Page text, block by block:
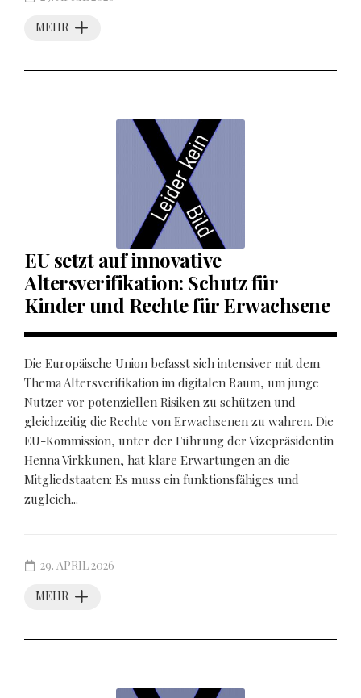
MEHR
EU setzt auf innovative
Altersverifikation: Schutz für
Kinder und Rechte für Erwachsene
Die Europäische Union befasst sich intensiver mit dem
Thema Altersverifikation im digitalen Raum, um junge
Nutzer vor potenziellen Risiken zu schützen und
gleichzeitig die Rechte von Erwachsenen zu wahren. Die
EU-Kommission, unter der Führung der Vizepräsidentin
Henna Virkkunen, hat klare Erwartungen an die
Mitgliedstaaten: Es muss ein funktionsfähiges und
zugleich...
MEHR
29. APRIL 2026